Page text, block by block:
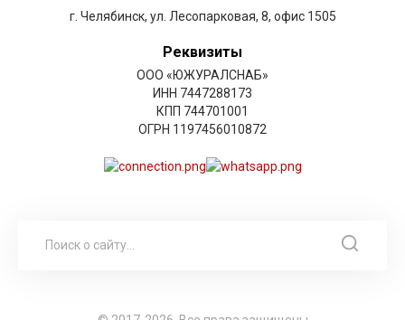
г. Челябинск, ул. Лесопарковая, 8, офис 1505
Реквизиты
ООО «ЮЖУРАЛСНАБ»
ИНН 7447288173
КПП 744701001
ОГРН 1197456010872